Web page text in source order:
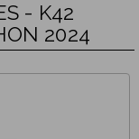
- K42
2024